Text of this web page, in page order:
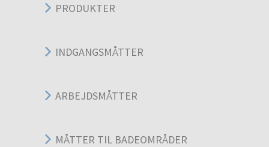
PRODUKTER
INDGANGSMÅTTER
ARBEJDSMÅTTER
MÅTTER TIL BADEOMRÅDER